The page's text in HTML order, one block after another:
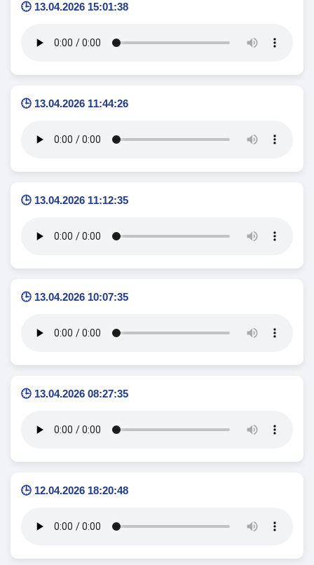
🕒 13.04.2026 15:01:38
🕒 13.04.2026 11:44:26
🕒 13.04.2026 11:12:35
🕒 13.04.2026 10:07:35
🕒 13.04.2026 08:27:35
🕒 12.04.2026 18:20:48